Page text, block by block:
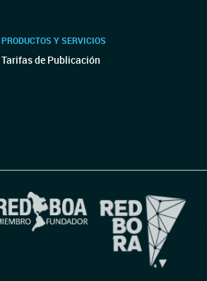
PRODUCTOS Y SERVICIOS
Tarifas de Publicación